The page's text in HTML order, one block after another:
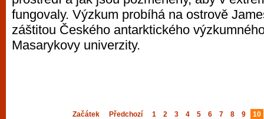
fungovaly. Výzkum probíhá na ostrově
záštitou Českého antarktického
Masarykovy univerzity.
Začátek Předchozí 1 2 3 4 5 6 7 8 9 10